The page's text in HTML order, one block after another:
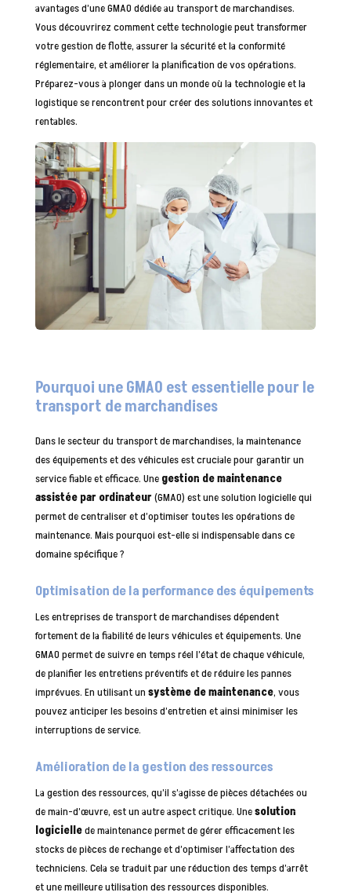
avantages d’une GMAO dédiée au transport de marchandises.
Vous découvrirez comment cette technologie peut transformer
votre gestion de flotte, assurer la sécurité et la conformité
réglementaire, et améliorer la planification de vos opérations.
Préparez-vous à plonger dans un monde où la technologie et la
logistique se rencontrent pour créer des solutions innovantes et
rentables.
Pourquoi une GMAO est essentielle pour le
transport de marchandises
Dans le secteur du transport de marchandises, la maintenance
des équipements et des véhicules est cruciale pour garantir un
service fiable et efficace. Une gestion de maintenance
assistée par ordinateur(GMAO) est une solution logicielle qui
permet de centraliser et d’optimiser toutes les opérations de
maintenance. Mais pourquoi est-elle si indispensable dans ce
domaine spécifique ?
Optimisation de la performance des équipements
Les entreprises de transport de marchandises dépendent
fortement de la fiabilité de leurs véhicules et équipements. Une
GMAO permet de suivre en temps réel l’état de chaque véhicule,
de planifier les entretiens préventifs et de réduire les pannes
imprévues. En utilisant un système de maintenance, vous
pouvez anticiper les besoins d’entretien et ainsi minimiser les
interruptions de service.
Amélioration de la gestion des ressources
La gestion des ressources, qu’il s’agisse de pièces détachées ou
de main-d’œuvre, est un autre aspect critique. Unesolution
logiciellede maintenance permet de gérer efficacement les
stocks de pièces de rechange et d’optimiser l’affectation des
techniciens. Cela se traduit par une réduction des temps d’arrêt
et une meilleure utilisation des ressources disponibles.